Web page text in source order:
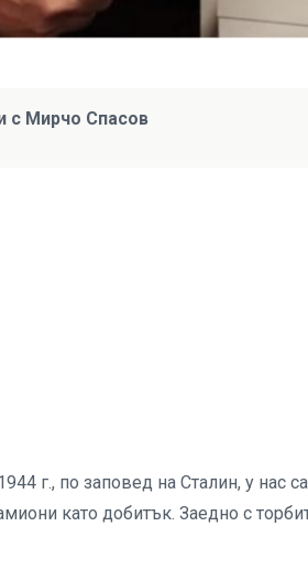
с Мирчо Спасов
г., по заповед на Сталин, у нас
като добитък. Заедно с